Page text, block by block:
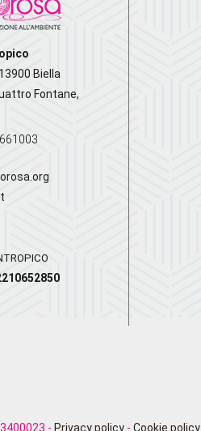
Biella
Fontane,
- Privacy policy - Cookie policy